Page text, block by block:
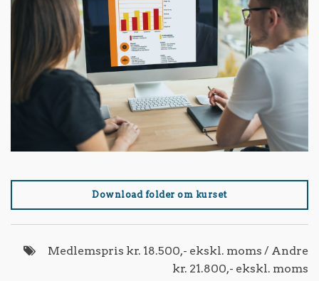
Download folder om kurset
Medlemspris kr. 18.500,- ekskl. moms / Andre
kr. 21.800,- ekskl. moms